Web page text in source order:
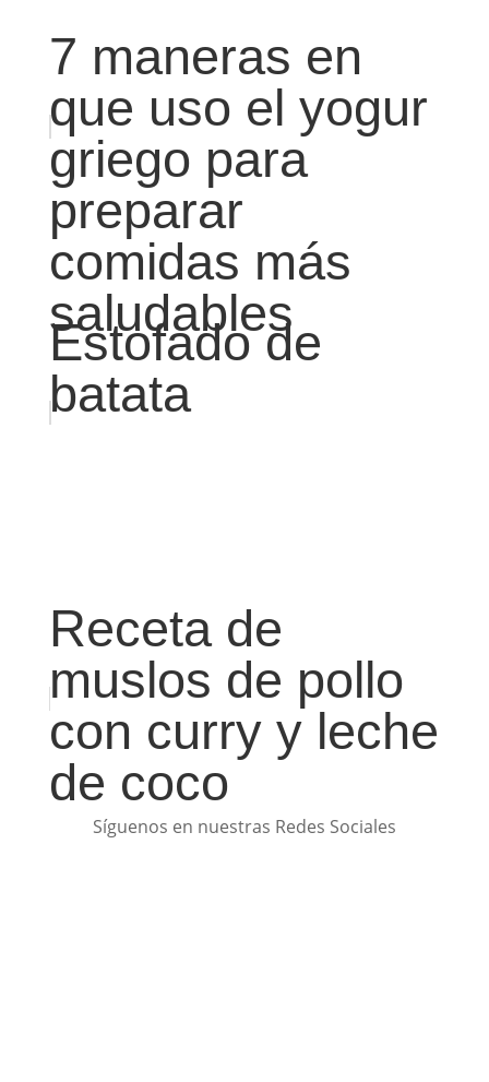
7 maneras en
que uso el yogur
griego para
preparar
comidas más
saludables
Estofado de
batata
Receta de
muslos de pollo
con curry y leche
de coco
Síguenos en nuestras Redes Sociales